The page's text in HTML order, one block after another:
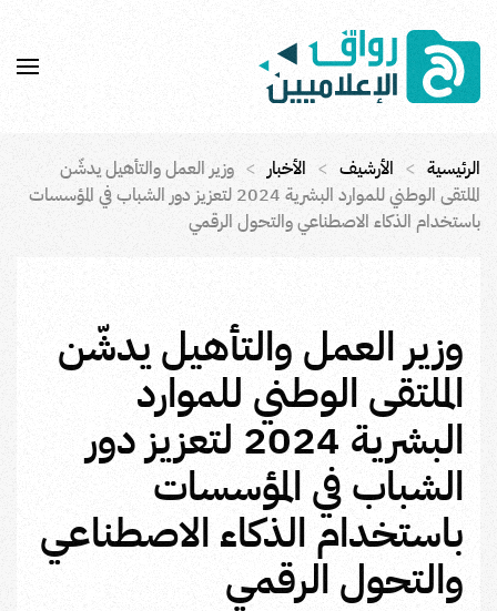
Skip to main content
الرئيسية الأرشيف الأخبار
وزير العمل والتأهيل يدشّن
الملتقى الوطني للموارد البشرية 2024 لتعزيز دور الشباب في المؤسسات
باستخدام الذكاء الاصطناعي والتحول الرقمي
وزير العمل والتأهيل يدشّن
الملتقى الوطني للموارد
البشرية 2024 لتعزيز دور
الشباب في المؤسسات
باستخدام الذكاء الاصطناعي
والتحول الرقمي